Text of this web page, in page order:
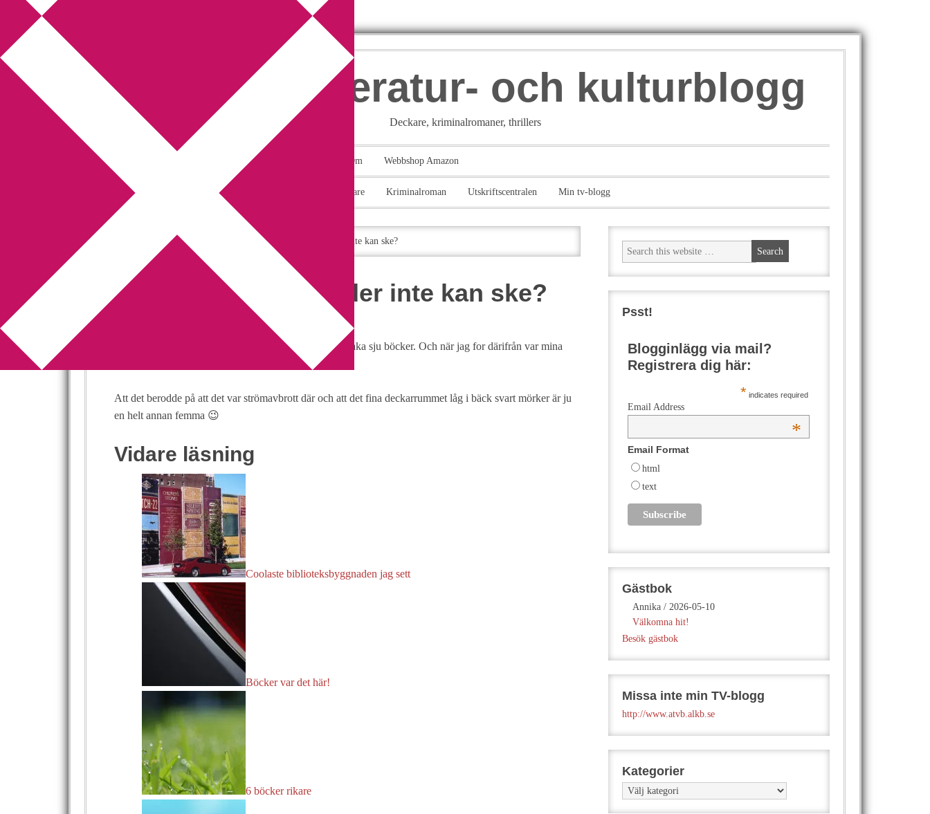
Annikas litteratur- och kulturblogg
Deckare, kriminalromaner, thrillers
Författarfemman Om Webbshop Amazon
Gästinlägg Bokbloggsjerka Deckare Kriminalroman Utskriftscentralen Min tv-blogg
You are here:Home Vem har sagt att under inte kan ske?
Vem har sagt att under inte kan ske?
3 Comments
I går var jag på biblioteket (ja, igen!) och lämnade tillbaka sju böcker. Och när jag for därifrån var mina
Att det berodde på att det var strömavbrott där och att det fina deckarrummet låg i bäck svart mörker är ju
en helt annan femma 😉
Vidare läsning
Coolaste biblioteksbyggnaden jag sett
Böcker var det här!
6 böcker rikare
Psst!
Blogginlägg via mail?
Registrera dig här:
* indicates required
Email Address
*
Email Format
html
text
Gästbok
Annika / 2026-05-10
Välkomna hit!
Besök gästbok
Missa inte min TV-blogg
http://www.atvb.alkb.se
Kategorier
Kategorier